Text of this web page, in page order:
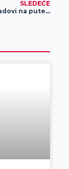
SLEDEĆE
Izvode se radovi na putevima u Zrenjaninu (foto)